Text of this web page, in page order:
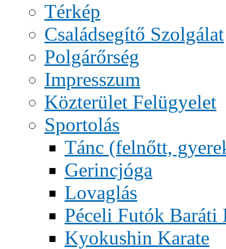
Térkép
Családsegítő Szolgálat
Polgárőrség
Impresszum
Közterület Felügyelet
Sportolás
Tánc (felnőtt,
Gerincjóga
Lovaglás
Péceli Futók Baráti
Kyokushin Karate